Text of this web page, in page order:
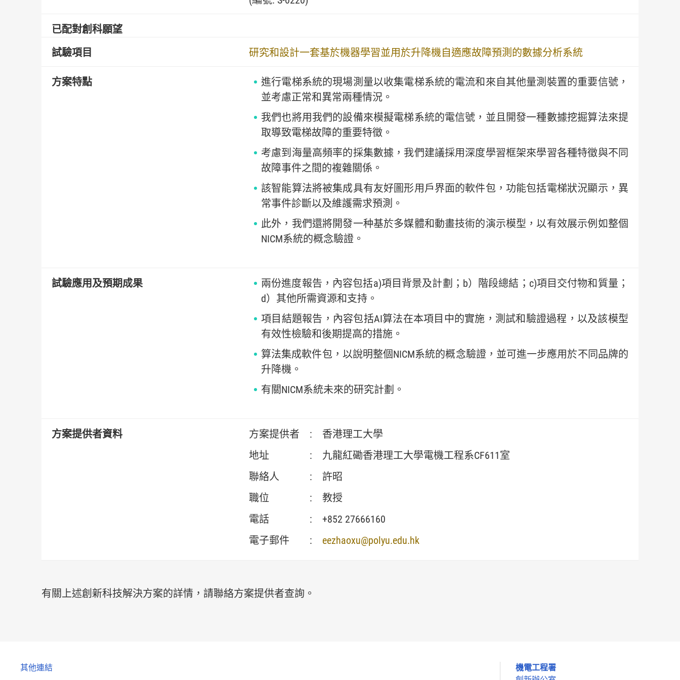
已配對創科願望
試驗項目
研究和設計一套基於機器學習並用於升降機自適應故障預測的數據分析系統
方案特點
進行電梯系統的現場測量以收集電梯系統的電流和來自其他量測裝置的重要信號，
並考慮正常和異常兩種情況。
我們也將用我們的設備來模擬電梯系統的電信號，並且開發一種數據挖掘算法來提
取導致電梯故障的重要特徵。
考慮到海量高頻率的採集數據，我們建議採用深度學習框架來學習各種特徵與不同
故障事件之間的複雜關係。
該智能算法將被集成具有友好圖形用戶界面的軟件包，功能包括電梯狀況顯示，異
常事件診斷以及維護需求預測。
此外，我們還將開發一种基於多媒體和動畫技術的演示模型，以有效展示例如整個
NICM系統的概念驗證。
試驗應用及預期成果
兩份進度報告，內容包括a)項目背景及計劃；b）階段總結；c)項目交付物和質量；
d）其他所需資源和支持。
項目結題報告，內容包括AI算法在本項目中的實施，測試和驗證過程，以及該模型
有效性檢驗和後期提高的措施。
算法集成軟件包，以說明整個NICM系統的概念驗證，並可進一步應用於不同品牌的
升降機。
有關NICM系統未來的研究計劃。
方案提供者資料 方案提供者 :
香港理工大學
地址
:
九龍紅磡香港理工大學電機工程系CF611室
聯絡人
:
許昭
職位
:
教授
電話
:
+852 27666160
電子郵件
: eezhaoxu@polyu.edu.hk
有關上述創新科技解決方案的詳情，請聯絡方案提供者查詢。
其他連結
機電工程署